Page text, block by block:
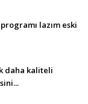
lazım eski
daha kaliteli